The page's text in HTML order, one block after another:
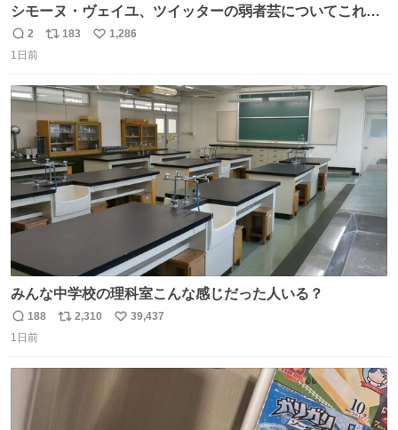
シモーヌ・ヴェイユ、ツイッターの弱者芸についてこれ以
上なく鋭く分析していて本当に凄い。俺辞めちゃうかもイ
ンターネット。これ読み終わったら
返
信
2
リ
ト
数
183
い
数
1,286
1日前
みんな中学校の理科室こんな感じだった人いる？
返
信
188
リ
2,310
い
数
39,437
1日前